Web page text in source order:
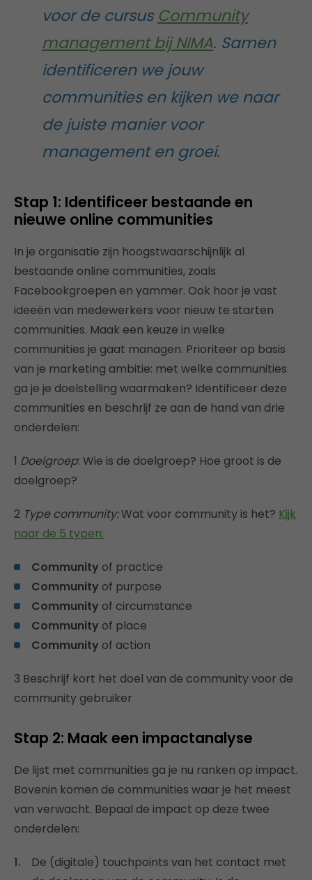
voor de cursusCommunity
management bij NIMA. Samen
identificeren we jouw
communities en kijken we naar
de juiste manier voor
management en groei.
Stap 1: Identificeer bestaande en
nieuwe online communities
In je organisatie zijn hoogstwaarschijnlijk al
bestaande online communities, zoals
Facebookgroepen en yammer. Ook hoor je vast
ideeën van medewerkers voor nieuw te starten
communities. Maak een keuze in welke
communities je gaat managen. Prioriteer op basis
van je marketing ambitie: met welke communities
ga je je doelstelling waarmaken? Identificeer deze
communities en beschrijf ze aan de hand van drie
onderdelen:
1 Doelgroep: Wie is de doelgroep? Hoe groot is de
doelgroep?
2 Type community:Wat voor community is het? Kijk
naar de 5 typen:
Community of practice
Community of purpose
Community of circumstance
Community of place
Community of action
3 Beschrijf kort het doel van de community voor de
community gebruiker
Stap 2: Maak een impactanalyse
De lijst met communities ga je nu ranken op impact.
Bovenin komen de communities waar je het meest
van verwacht. Bepaal de impact op deze twee
onderdelen:
De (digitale) touchpoints van het contact met